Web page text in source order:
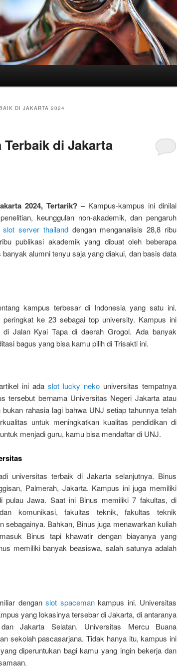
DI JAKARTA 2024
di Jakarta
2024, Tertarik? – Kampus-kampus ini dinilai
keunggulan non-akademik, dan pengaruh
slot server thailanddengan menganalisis 28,8 ribu
publikasi akademik yang dibuat oleh beberapa
alumni tenyu saja yang diakui, dan basis data
kampus terbesar di Indonesia yang satu ini.
ke 23 sebagai top university. Kampus ini
Jalan Kyai Tapa di daerah Grogol. Ada banyak
bagus yang bisa kamu pilih di Trisakti ini.
ini ada slot lucky neko universitas tempatnya
tersebut bernama Universitas Negeri Jakarta atau
rahasia lagi bahwa UNJ setiap tahunnya telah
untuk meningkatkan kualitas pendidikan di
menjadi guru, kamu bisa mendaftar di UNJ.
universitas terbaik di Jakarta selanjutnya. Binus
Palmerah, Jakarta. Kampus ini juga memiliki
pulau Jawa. Saat ini Binus memiliki 7 fakultas, di
komunikasi, fakultas teknik, fakultas teknik
sebagainya. Bahkan, Binus juga menawarkan kuliah
Binus tapi khawatir dengan biayanya yang
memiliki banyak beasiswa, salah satunya adalah
dengan slot spacemankampus ini. Universitas
yang lokasinya tersebar di Jakarta, di antaranya
Jakarta Selatan. Universitas Mercu Buana
sekolah pascasarjana. Tidak hanya itu, kampus ini
diperuntukan bagi kamu yang ingin bekerja dan